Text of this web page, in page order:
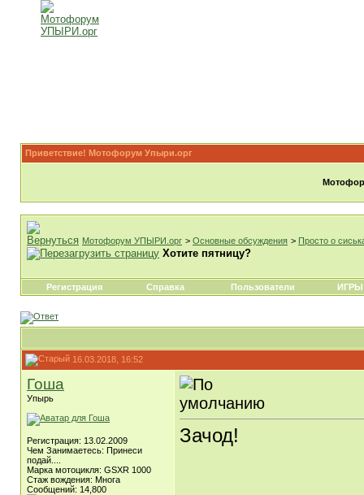
Приветствие! Мотофорум Упыри.орг
Мотофорум УПЫРИ.орг > Основные обсуждения > Просто о
Хотите пятницу?
Регистрация Справка Пользователи ИГРЫ
16.03.2018, 16:52
Гоша
Упырь
Регистрация: 13.02.2009
Чем Занимаетесь: Принеси
подай....
Марка мотоцикля: GSXR 1000
Стаж вождения: Многа
Сообщений: 14,800
Зачод!